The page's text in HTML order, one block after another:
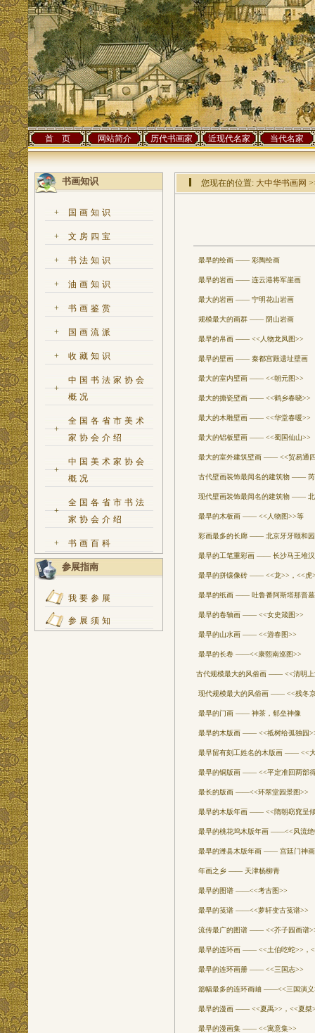
首 页 网站简介 历代书画家 近现代名家 当代名家
书画知识
+ 国画知识
+ 文房四宝
+ 书法知识
+ 油画知识
+ 书画鉴赏
+ 国画流派
+ 收藏知识
+
中国书法家协会
概况
+
全国各省市美术
家协会介绍
+
中国美术家协会
概况
+
全国各省市书法
家协会介绍
+ 书画百科
参展指南
我要参展
参展须知
您现在的位置: 大中华书画网
最早的绘画 —— 彩陶绘画
最早的岩画 —— 连云港将军崖画
最大的岩画 —— 宁明花山岩画
规模最大的画群 —— 阴山岩画
最早的帛画 —— <<人物龙凤图>>
最早的壁画 —— 秦都宫殿遗址壁画
最大的室内壁画 —— <<朝元图>>
最大的搪瓷壁画 —— <<鹤乡春晓>>
最大的木雕壁画 —— <<华堂春暖>>
最大的铝板壁画 —— <<蜀国仙山>>
最大的室外建筑壁画 —— <<贸易通四
古代壁画装饰最闻名的建筑物 —— 芮
现代壁画装饰最闻名的建筑物 —— 北
最早的木板画 —— <<人物图>>等
彩画最多的长廊 —— 北京牙牙颐和园
最早的工笔重彩画 —— 长沙马王堆汉
最早的拼镶像砖 —— <<龙>>，<<虎
最早的纸画 —— 吐鲁番阿斯塔那晋墓
最早的卷轴画 —— <<女史箴图>>
最早的山水画 —— <<游春图>>
最早的长卷 ——<<康熙南巡图>>
古代规模最大的风俗画 —— <<清明上
现代规模最大的风俗画 —— <<残冬
最早的门画 —— 神茶，郁垒神像
最早的木版画 —— <<祗树给孤独园
最早留有刻工姓名的木版画 —— <<大
最早的铜版画 —— <<平定准回两部
最长的版画 ——<<环翠堂园景图>>
最早的木版年画 —— <<隋朝窈窕呈
最早的桃花坞木版年画 ——<<风流绝
最早的潍县木版年画 —— 宫廷门神画
年画之乡 —— 天津杨柳青
最早的图谱 ——<<考古图>>
最早的笺谱 ——<<萝轩变古笺谱>>
流传最广的图谱 —— <<芥子园画谱
最早的连环画 —— <<土伯吃蛇>>，
最早的连环画册 —— <<三国志>>
篇幅最多的连环画岫 ——<<三国演义
最早的漫画 —— <<夏禹>>，<<夏桀
最早的漫画集 —— <<寓意集>>